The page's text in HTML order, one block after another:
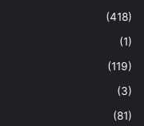
(418)
(1)
(119)
(3)
(81)